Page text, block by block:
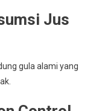
Jus
gula alami yang